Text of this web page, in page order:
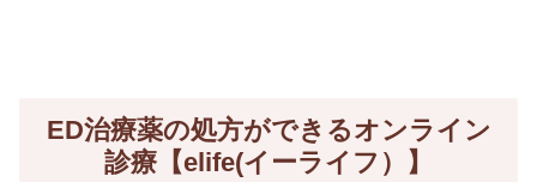
ED治療薬の処方ができるオンライン
診療【elife(イーライフ）】